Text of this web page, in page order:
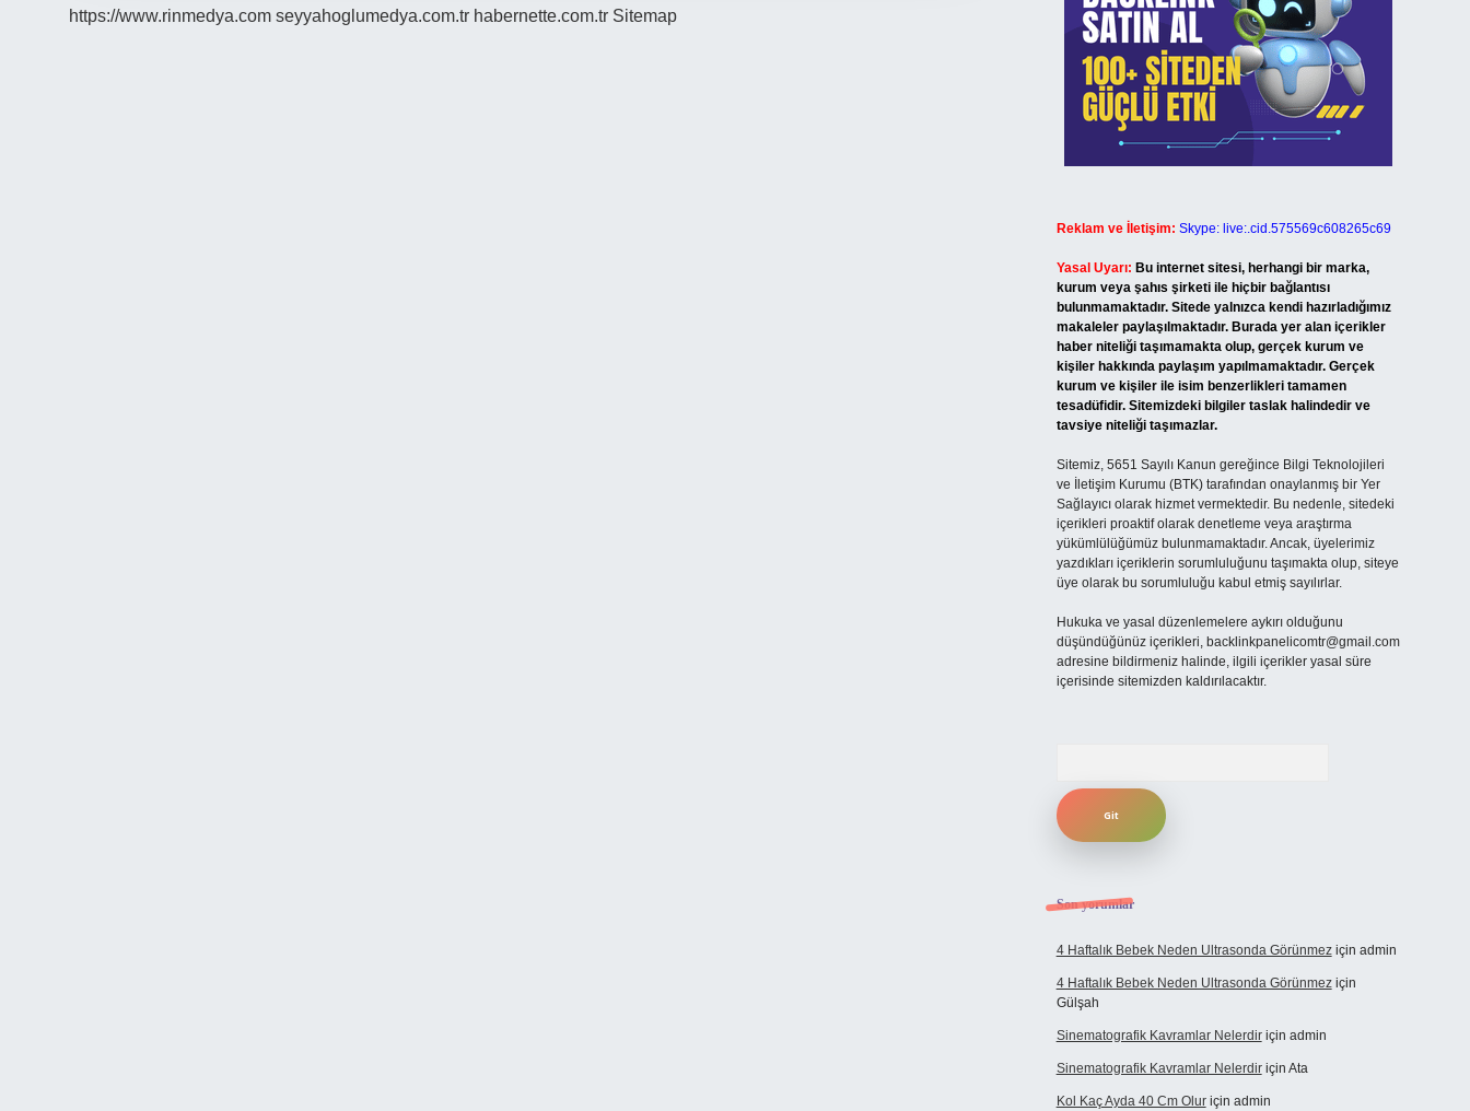
https://www.rinmedya.com seyyahoglumedya.com.tr habernette.com.tr Sitemap
Reklam ve İletişim: Skype: live:.cid.575569c608265c69
Yasal Uyarı: Bu internet sitesi, herhangi bir marka,
kurum veya şahıs şirketi ile hiçbir bağlantısı
bulunmamaktadır. Sitede yalnızca kendi hazırladığımız
makaleler paylaşılmaktadır. Burada yer alan içerikler
haber niteliği taşımamakta olup, gerçek kurum ve
kişiler hakkında paylaşım yapılmamaktadır. Gerçek
kurum ve kişiler ile isim benzerlikleri tamamen
tesadüfidir. Sitemizdeki bilgiler taslak halindedir ve
tavsiye niteliği taşımazlar.
Sitemiz, 5651 Sayılı Kanun gereğince Bilgi Teknolojileri
ve İletişim Kurumu (BTK) tarafından onaylanmış bir Yer
Sağlayıcı olarak hizmet vermektedir. Bu nedenle, sitedeki
içerikleri proaktif olarak denetleme veya araştırma
yükümlülüğümüz bulunmamaktadır. Ancak, üyelerimiz
yazdıkları içeriklerin sorumluluğunu taşımakta olup, siteye
üye olarak bu sorumluluğu kabul etmiş sayılırlar.
Hukuka ve yasal düzenlemelere aykırı olduğunu
düşündüğünüz içerikleri, backlinkpanelicomtr@gmail.com
adresine bildirmeniz halinde, ilgili içerikler yasal süre
içerisinde sitemizden kaldırılacaktır.
Son yorumlar
4 Haftalık Bebek Neden Ultrasonda Görünmeziçin admin
4 Haftalık Bebek Neden Ultrasonda Görünmeziçin
Gülşah
Sinematografik Kavramlar Nelerdiriçin admin
Sinematografik Kavramlar Nelerdiriçin Ata
Kol Kaç Ayda 40 Cm Oluriçin admin